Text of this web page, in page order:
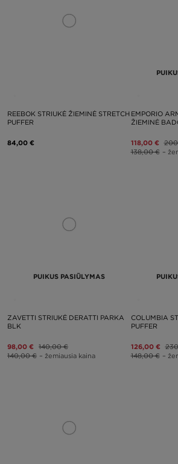
REEBOK STRIUKĖ ŽIEMINĖ STRETCH
PUFFER
84,00 €
EMPORIO
ŽIEMINĖ
118,00 €
138,00 € –
PUIKUS PASIŪLYMAS
ZAVETTI STRIUKĖ DERATTI PARKA
BLK
98,00 € 140,00 €
140,00 € – žemiausia kaina
COLUMBIA
PUFFER
126,00 €
148,00 € –